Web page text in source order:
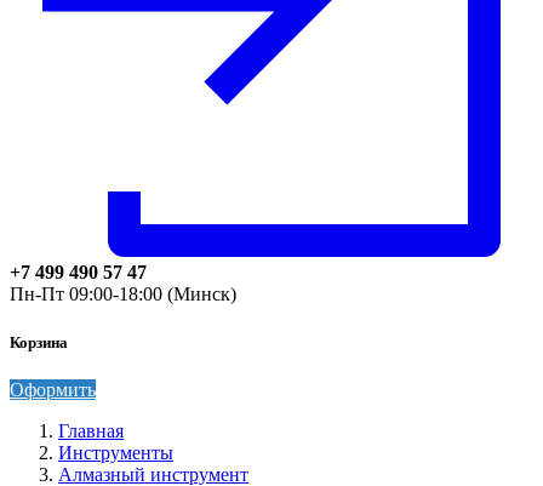
+7 499 490 57 47
Пн-Пт 09:00-18:00 (Минск)
Корзина
Оформить
Главная
Инструменты
Алмазный инструмент